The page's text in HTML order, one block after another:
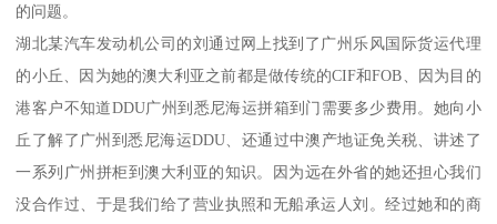
的问题。
湖北某汽车发动机公司的刘通过网上找到了广州乐风国际货运代理
的小丘、因为她的澳大利亚之前都是做传统的CIF和FOB、因为目的
港客户不知道DDU广州到悉尼海运拼箱到门需要多少费用。她向小
丘了解了广州到悉尼海运DDU、还通过中澳产地证免关税、讲述了
一系列广州拼柜到澳大利亚的知识。因为远在外省的她还担心我们
没合作过、于是我们给了营业执照和无船承运人刘。经过她和的商